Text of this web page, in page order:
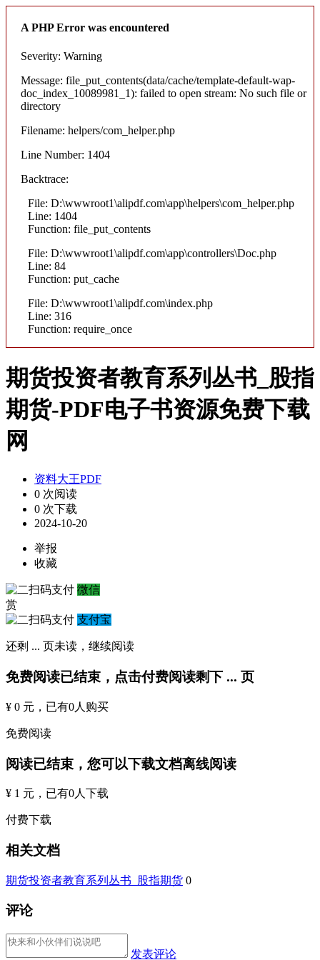
A PHP Error was encountered
Severity: Warning
Message: file_put_contents(data/cache/template-default-wap-
doc_index_10089981_1): failed to open stream: No such file or
directory
Filename: helpers/com_helper.php
Line Number: 1404
Backtrace:
File: D:\wwwroot1\alipdf.com\app\helpers\com_helper.php
Line: 1404
Function: file_put_contents
File: D:\wwwroot1\alipdf.com\app\controllers\Doc.php
Line: 84
Function: put_cache
File: D:\wwwroot1\alipdf.com\index.php
Line: 316
Function: require_once
期货投资者教育系列丛书_股指
期货-PDF电子书资源免费下载
网
资料大王PDF
0 次阅读
0 次下载
2024-10-20
举报
收藏
微信
赏
支付宝
还剩 ... 页未读， 继续阅读
免费阅读已结束，点击付费阅读剩下 ... 页
¥ 0 元 ，已有0人购买
免费阅读
阅读已结束，您可以下载文档离线阅读
¥ 1 元 ，已有0人下载
付费下载
相关文档
期货投资者教育系列丛书_股指期货 0
评论
发表评论